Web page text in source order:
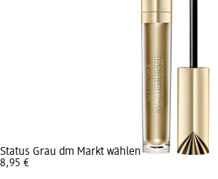
Status Grau dm Markt wählen
8,95 €